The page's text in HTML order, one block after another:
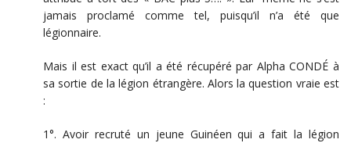
jamais proclamé comme tel, puisqu’il n’a été que
légionnaire.
Mais il est exact qu’il a été récupéré par Alpha CONDÉ à
sa sortie de la légion étrangère. Alors la question vraie est
:
1°. Avoir recruté un jeune Guinéen qui a fait la légion